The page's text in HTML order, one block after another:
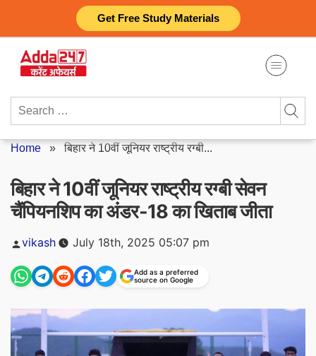
Get Free Study Materials
content
Search
Home »बिहार ने 10वीं जूनियर राष्ट्रीय रग्बी...
बिहार ने 10वीं जूनियर राष्ट्रीय रग्बी सेवन
चैंपियनशिप का अंडर-18 का खिताब जीता
Posted
vikash July 18th, 2025 05:07 pm
Add as a preferred
source on Google